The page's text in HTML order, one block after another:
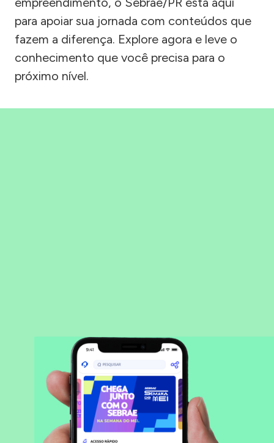
para apoiar sua jornada com conteúdos que
fazem a diferença. Explore agora e leve o
conhecimento que você precisa para o
próximo nível.